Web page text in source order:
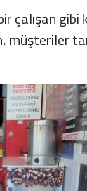
çalışan
müşteriler